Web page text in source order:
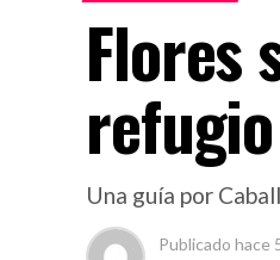
Flores
Una guía por
Publicado hace